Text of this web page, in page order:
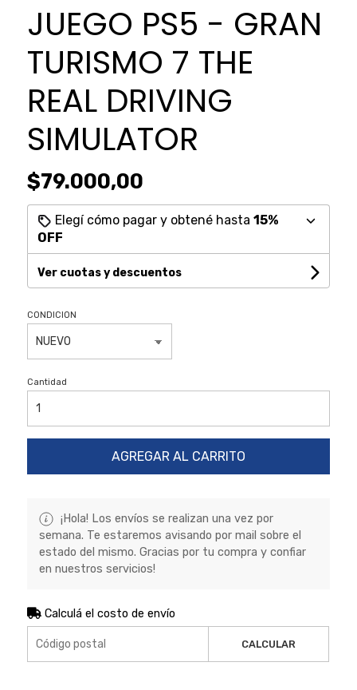
JUEGO PS5 - GRAN
TURISMO 7 THE
REAL DRIVING
SIMULATOR
$79.000,00
Elegí cómo pagar y obtené hasta 15%
OFF
Ver cuotas y descuentos
CONDICION
Cantidad
AGREGAR AL CARRITO
¡Hola! Los envíos se realizan una vez por
semana. Te estaremos avisando por mail sobre el
estado del mismo. Gracias por tu compra y confiar
en nuestros servicios!
Calculá el costo de envío
CALCULAR